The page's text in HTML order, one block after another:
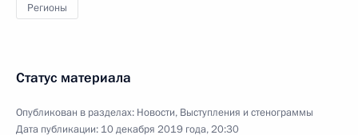
Регионы
Статус материала
Опубликован в разделах: Новости, Выступления и стенограммы
Дата публикации: 10 декабря 2019 года, 20:30